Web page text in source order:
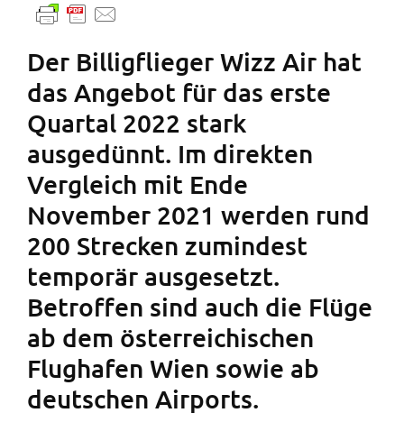
Der Billigflieger Wizz Air hat
das Angebot für das erste
Quartal 2022 stark
ausgedünnt. Im direkten
Vergleich mit Ende
November 2021 werden rund
200 Strecken zumindest
temporär ausgesetzt.
Betroffen sind auch die Flüge
ab dem österreichischen
Flughafen Wien sowie ab
deutschen Airports.